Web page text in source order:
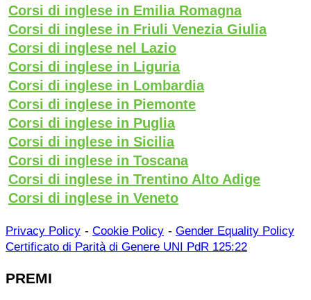
Corsi di inglese in Emilia Romagna
Corsi di inglese in Friuli Venezia Giulia
Corsi di inglese nel Lazio
Corsi di inglese in Liguria
Corsi di inglese in Lombardia
Corsi di inglese in Piemonte
Corsi di inglese in Puglia
Corsi di inglese in Sicilia
Corsi di inglese in Toscana
Corsi di inglese in Trentino Alto Adige
Corsi di inglese in Veneto
Privacy Policy - Cookie Policy - Gender Equality Policy
Certificato di Parità di Genere UNI PdR 125:22
PREMI